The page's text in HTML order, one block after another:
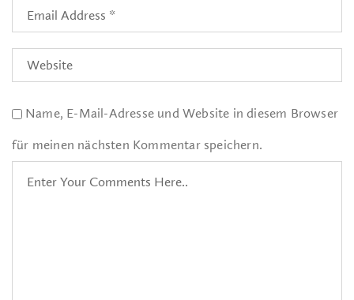
Name, E-Mail-Adresse und Website in diesem Browser
für meinen nächsten Kommentar speichern.